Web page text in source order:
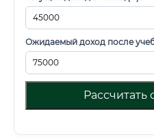
Ожидаемый доход после
Рассчитать